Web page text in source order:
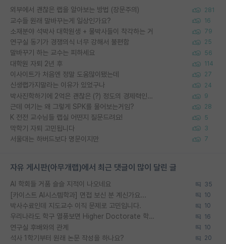
외부에서 괜찮은 랩을 알아보는 방법 (장문주의) 281
교수들 원래 말바꾸는게 일상인가요? 16
소재분야 석박사 대학원생 + 물박사들이 착각하는 거 79
연구실 동기가 경쟁의식 너무 강해서 불편함 25
말바꾸기 하는 교수는 피하세요 56
대학원 자퇴 2년 후 114
이사이트가 처음엔 정말 도움많이됐는데 27
신생랩가지말라는 이유가 있었구나 24
박사진학하기에 2억은 괜찮은 (?) 정도의 경제력인가요 9
근데 여기는 왜 그렇게 SPK를 물어보는거임? 28
K 전전 교수님들 랩실 어떤지 질문드려요! 5
막학기 자퇴 고민됩니다 3
서울대는 하버드보다 명문이지만 7
자유 게시판(아무개랩)에서 최근 댓글이 많이 달린 글
AI 학회들 거품 슬슬 지적이 나오네요 35
[카이스트 AI시스템학과] 면접 보신 분 계신가요... 10
박사수료인데 지도교수 이직 문제로 고민입니다. 10
우리나라도 학구 열풍보면 Higher Doctorate 학위가 필요하다고 봅니다. 16
연구실 후배와의 관계 10
석사 1학기부터 원래 논문 작성을 하나요? 20